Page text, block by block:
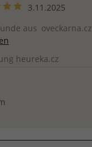
3.11.2025
aus oveckarna.cz
heureka.cz